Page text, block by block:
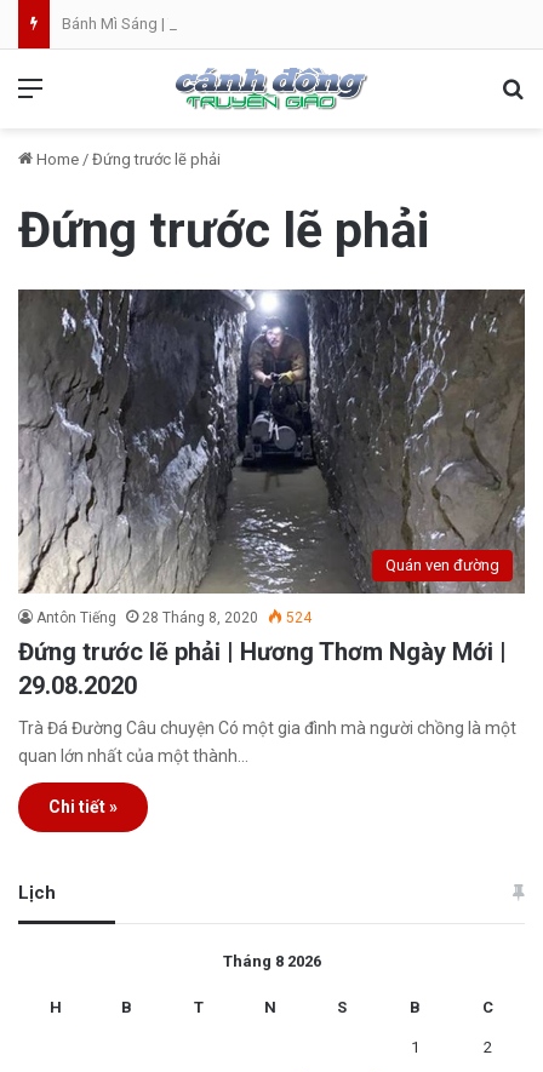
Home / Đứng trước lẽ phải
Đứng trước lẽ phải
Quán ven đường
Antôn Tiếng 28 Tháng 8, 2020 524
Đứng trước lẽ phải | Hương Thơm Ngày Mới |
29.08.2020
Trà Đá Đường Câu chuyện Có một gia đình mà người chồng là một
quan lớn nhất của một thành…
Chi tiết »
Lịch
Tháng 8 2026
H B T N S B C
1 2